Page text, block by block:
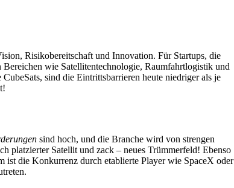
Risikobereitschaft und Innovation. Für Startups, die
wie Satellitentechnologie, Raumfahrtlogistik und
sind die Eintrittsbarrieren heute niedriger als je
sind hoch, und die Branche wird von strengen
platzierter Satellit und zack – neues Trümmerfeld! Ebenso
ist die Konkurrenz durch etablierte Player wie SpaceX oder